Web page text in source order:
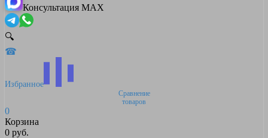
Консультация MAX
🔍
☎
Избранное
Сравнение
товаров
0
Корзина
0 руб.